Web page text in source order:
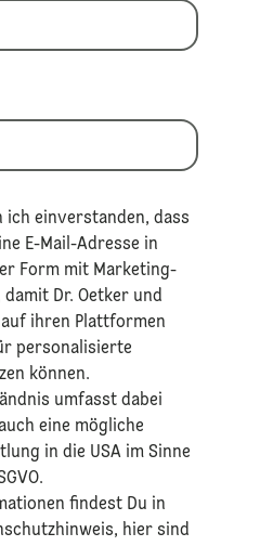
ich einverstanden, dass
E-Mail-Adresse in
Form mit Marketing-
Dr. Oetker und
ihren Plattformen
personalisierte
können.
umfasst dabei
eine mögliche
in die USA im Sinne
findest Du in
, hier sind